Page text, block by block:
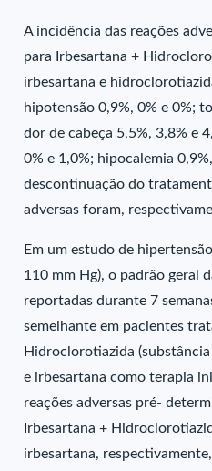
A incidência das reações
para Irbesartana +
irbesartana e
hipotensão 0,9%, 0% e 0%;
dor de cabeça 5,5%, 3,8% e
0% e 1,0%; hipocalemia
descontinuação do
adversas foram,
Em um estudo de
110 mm Hg), o padrão geral
reportadas durante 7
semelhante em pacientes
Hidroclorotiazida
e irbesartana como terapia
reações adversas pré-
Irbesartana +
irbesartana,